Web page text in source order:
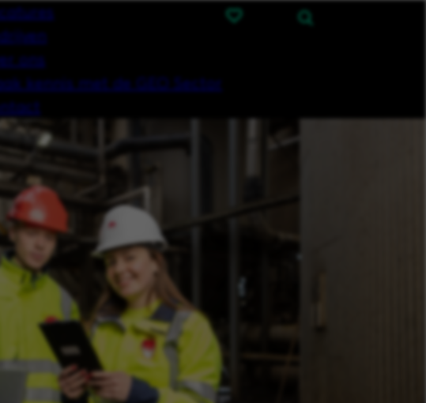
ons
kennis met de GEO Sector